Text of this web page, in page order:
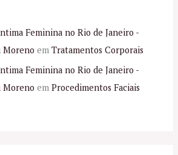
Feminina no Rio de Janeiro -
Moreno em Tratamentos Corporais
Feminina no Rio de Janeiro -
Moreno em Procedimentos Faciais